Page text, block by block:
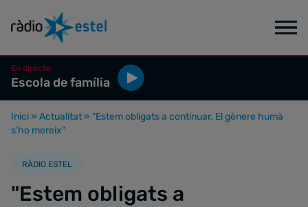
En directe
Escola de família
Inici » Actualitat » "Estem obligats a continuar. El gènere humà
s'ho mereix"
RÀDIO ESTEL
"Estem obligats a